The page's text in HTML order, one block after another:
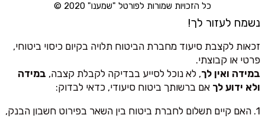
כל הזכויות שמורות לפורטל "שמענו" 2020 ©
נשמח לעזור לך!
זכאות לקצבת סיעוד מחברת הביטוח תלויה בקיום כיסוי ביטוחי,
פרטי או קבוצתי.
במידה ואין לך, לא נוכל לסייע בבדיקה לקבלת קצבה, במידה
ולא ידוע לך אם ברשותך ביטוח סיעודי, כדאי לבדוק:
1. האם קיים תשלום לחברת ביטוח בין השאר בפירוט חשבון הבנק,